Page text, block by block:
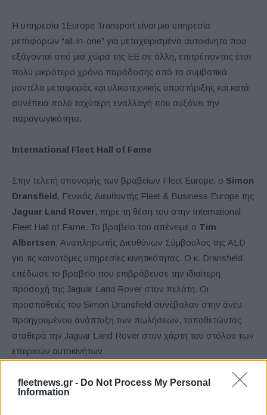
fleetnews.gr - Do Not Process My Personal
Information
Η υπηρεσία 1Europe Transport είναι μια υπηρεσία
μεταφορών “all-in-one” για μεταχειρισμένα αυτοκίνητα που
εξάγονται από μια χώρα της ΕΕ σε άλλη, επιτρέποντας έτσι
πολύ μικρότερο χρόνο παράδοσης από τα συμβατικά
μοντέλα μεταφοράς και υλικοτεχνικής υποστήριξης και κατά
συνέπεια πολύ ταχύτερη εναλλαγή που αυξάνει την
παραγωγικότητα.
International Fleet Hall of Fame
Στην τελετή απονομής των βραβείων Fleet Europe, ο Simon
Dransfield, Γενικός Διευθυντής Fleet & Business Europe της
Jaguar Land Rover, πήρε τη θέση του στην International
Fleet Hall of Fame. Το βραβείο του απένειμε ο Tim
Albertsen, Αναπληρωτής Διευθύνων Σύμβουλος της ALD
για τις καινοτόμες υπηρεσίες κινητικότητας. Ο κ. Dransfield
επέδωσε το βραβείο που επιβράβευσε την ιδιαίτερη
προσοχή της Jaguar Land Rover στον πελάτη. Οι
προσπάθειές του Simon Dransfield συνέβαλαν στην άνευ
προηγουμένου ανάπτυξη των πωλήσεων, τοποθετώντας
σταθερά την Jaguar Land Rover στον χάρτη του στόλου των
εταιρικών αυτοκινήτων.
International Fleet Industry Award